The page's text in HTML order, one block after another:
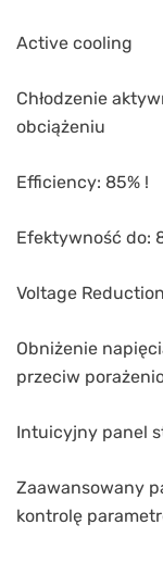
Active cooling
Chłodzenie
obciążeniu
Efficiency: 85% !
Efektywność do:
Voltage
Obniżenie
przeciw
Intuicyjny panel
Zaawansowany
kontrolę